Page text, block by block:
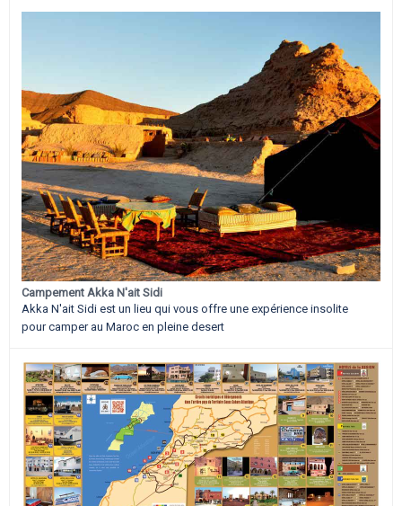
Campement Akka N'ait Sidi
Akka N'ait Sidi est un lieu qui vous offre une expérience insolite
pour camper au Maroc en pleine desert